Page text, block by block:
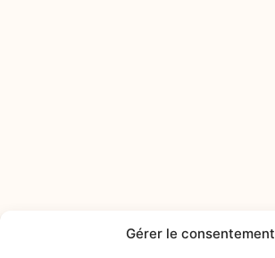
Gérer le consentement